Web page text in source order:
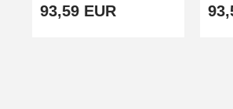
93,59 EUR